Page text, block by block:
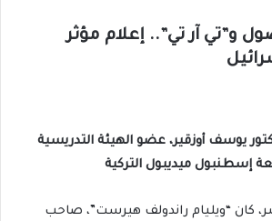
و”تي آر تي”.. إعلام مؤثر
يوسف أوزقير، عضو الهيئة التدريسية
إسطنبول ميديبول التركية
كان “ويليام راندولف هيرست”، صاحب